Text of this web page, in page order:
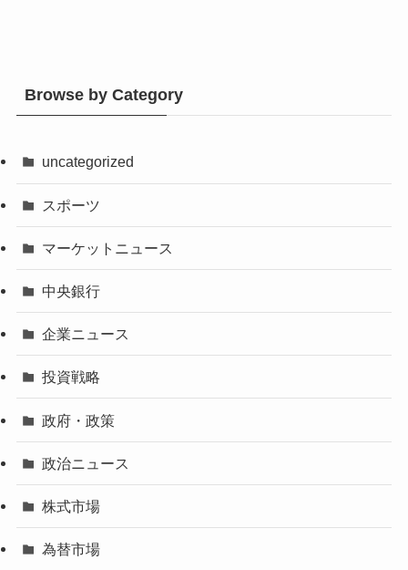
Browse by Category
uncategorized
スポーツ
マーケットニュース
中央銀行
企業ニュース
投資戦略
政府・政策
政治ニュース
株式市場
為替市場